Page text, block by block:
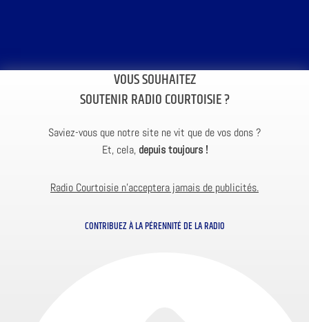
VOUS SOUHAITEZ
SOUTENIR RADIO COURTOISIE ?
Saviez-vous que notre site ne vit que de vos dons ?
Et, cela, depuis toujours !
Radio Courtoisie n’acceptera jamais de publicités.
CONTRIBUEZ À LA PÉRENNITÉ DE LA RADIO